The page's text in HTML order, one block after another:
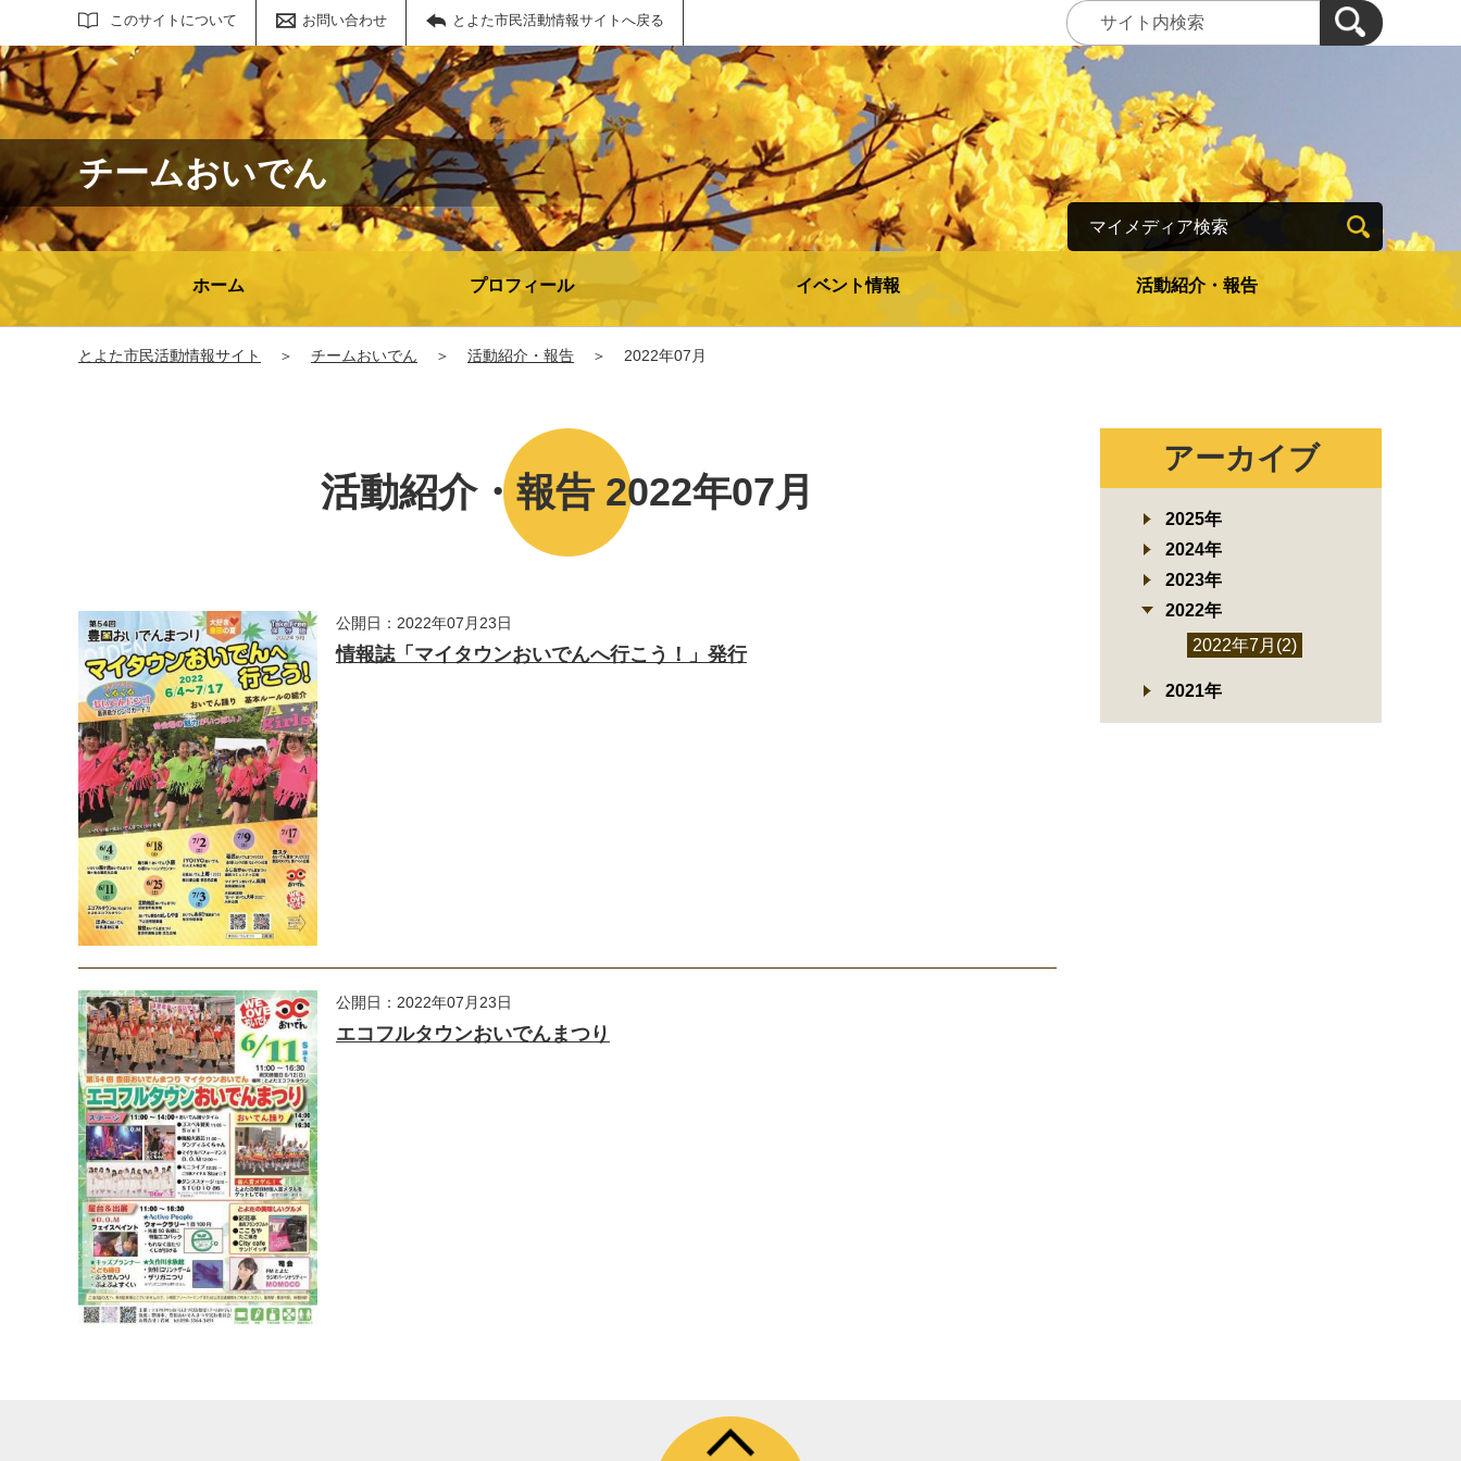
このサイトについて お問い合わせ とよた市民活動情報サイトへ戻る
サイト内検索
チームおいでん
ホーム プロフィール イベント情報 活動紹介・報告
マイメディア検索
とよた市民活動情報サイト ＞ チームおいでん ＞ 活動紹介・報告 ＞ 2022年07月
活動紹介・報告 2022年07月
公開日：2022年07月23日
情報誌「マイタウンおいでんへ行こう！」発行
公開日：2022年07月23日
エコフルタウンおいでんまつり
アーカイブ
2025年
2024年
2023年
2022年
2022年7月(2)
2021年